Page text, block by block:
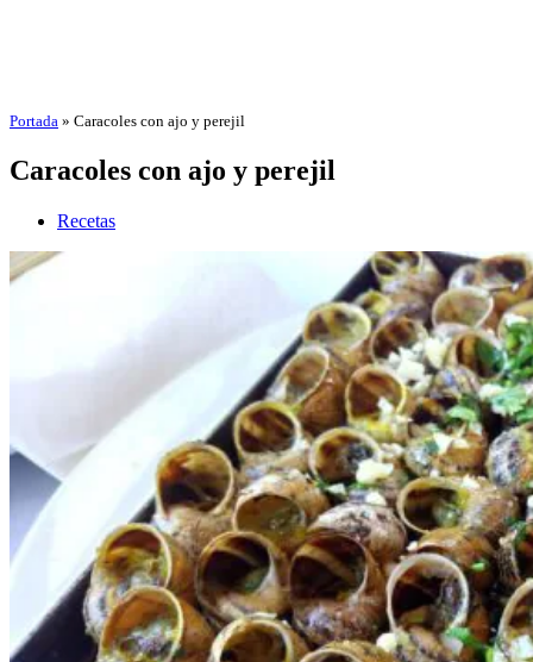
Portada » Caracoles con ajo y perejil
Caracoles con ajo y perejil
Recetas